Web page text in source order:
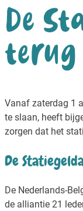
De
terug
Vanaf zaterdag 1
te slaan, heeft
zorgen dat het
De
De Nederlands-
de alliantie 21